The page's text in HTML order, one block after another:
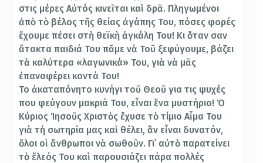
στις μέρες Αὐ­τός κινεῖται καὶ δρᾶ. Πληγωμένοι
ἀπὸ τὸ βέ­λος τῆς θείας ἀγάπης Του, πόσες φο­ρές
ἔχουμε πέσει στὴ θεϊκὴ ἀγκάλη Του! Κι ὅταν σαν
ἄτακτα παιδιά Του πᾶμε νὰ Τοῦ ξεφύγουμε, βάζει
τὰ καλύτερα «λαγωνικά» Του, γιὰ νὰ μᾶς
ἐπαναφέρει κον­τά Του!
Το ἀκαταπόνητο κυνήγι τοῦ Θεοῦ για τις ψυχές
που φεύγουν μακριά Του, εἶναι ἕνα μυστήριο! Ὁ
Κύριος Ἰησοῦς Χριστὸς ἔχυσε τὸ τίμιο Αἷμα Του
γιὰ τὴ σωτηρία μας καὶ θέλει, ἂν εἶναι δυνατόν,
ὅλοι οἱ ἄνθρωποι νὰ σωθοῦν. Γι᾿ αὐτὸ παρατείνει
τὸ ἔλεός Του καὶ παρουσιάζει πάρα πολλές